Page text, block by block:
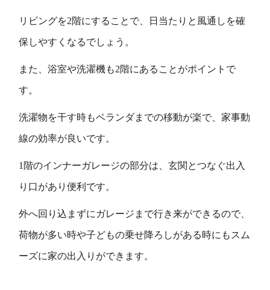
リビングを2階にすることで、日当たりと風通しを確
保しやすくなるでしょう。
また、浴室や洗濯機も2階にあることがポイントで
す。
洗濯物を干す時もベランダまでの移動が楽で、家事動
線の効率が良いです。
1階のインナーガレージの部分は、玄関とつなぐ出入
り口があり便利です。
外へ回り込まずにガレージまで行き来ができるので、
荷物が多い時や子どもの乗せ降ろしがある時にもスム
ーズに家の出入りができます。